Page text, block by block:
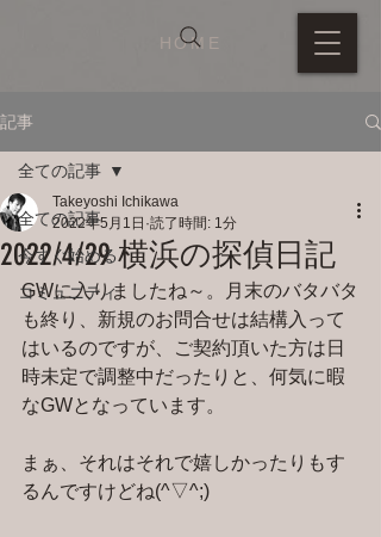
HOME
記事
全ての記事
今すぐ始める
コミュニティ
全ての記事
2022/4/29 横浜の探偵日記
Takeyoshi Ichikawa
2022年5月1日 読了時間: 1分
GWに入りましたね～。月末のバタバタ
も終り、新規のお問合せは結構入って
はいるのですが、ご契約頂いた方は日
時未定で調整中だったりと、何気に暇
なGWとなっています。
まぁ、それはそれで嬉しかったりもす
るんですけどね(^▽^;)